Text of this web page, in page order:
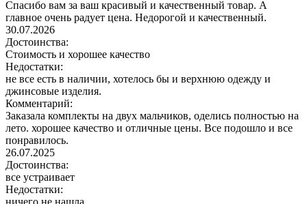
Спасибо вам за ваш красивый и качественный товар. А
главное очень радует цена. Недорогой и качественный.
30.07.2026
Достоинства:
Стоимость и хорошее качество
Недостатки:
не все есть в наличии, хотелось бы и верхнюю одежду и
джинсовые изделия.
Комментарий:
Заказала комплекты на двух мальчиков, оделись полностью на
лето. хорошее качество и отличные цены. Все подошло и все
понравилось.
26.07.2025
Достоинства:
все устраивает
Недостатки:
ничего не нашла